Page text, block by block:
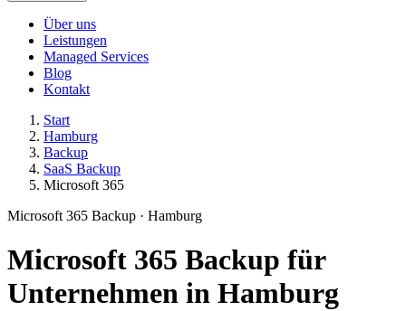
Über uns
Leistungen
Managed Services
Blog
Kontakt
Start
Hamburg
Backup
SaaS Backup
Microsoft 365
Microsoft 365 Backup · Hamburg
Microsoft 365 Backup für
Unternehmen in Hamburg